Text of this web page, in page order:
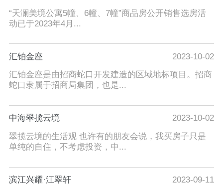
“天澜美境公寓5幢、6幢、7幢”商品房公开销售选房活
动已于2023年4月...
汇铂金座
2023-10-02
汇铂金座是由招商蛇口开发建造的区域地标项目。招商
蛇口隶属于招商局集团，也是...
中海翠揽云境
2023-10-02
翠揽云境的生活观 也许有的朋友会说，我买房子只是
单纯的自住，不考虑投资，中...
滨江兴耀·江翠轩
2023-09-11